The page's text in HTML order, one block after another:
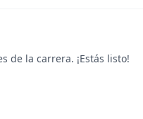
de la carrera. ¡Estás listo!